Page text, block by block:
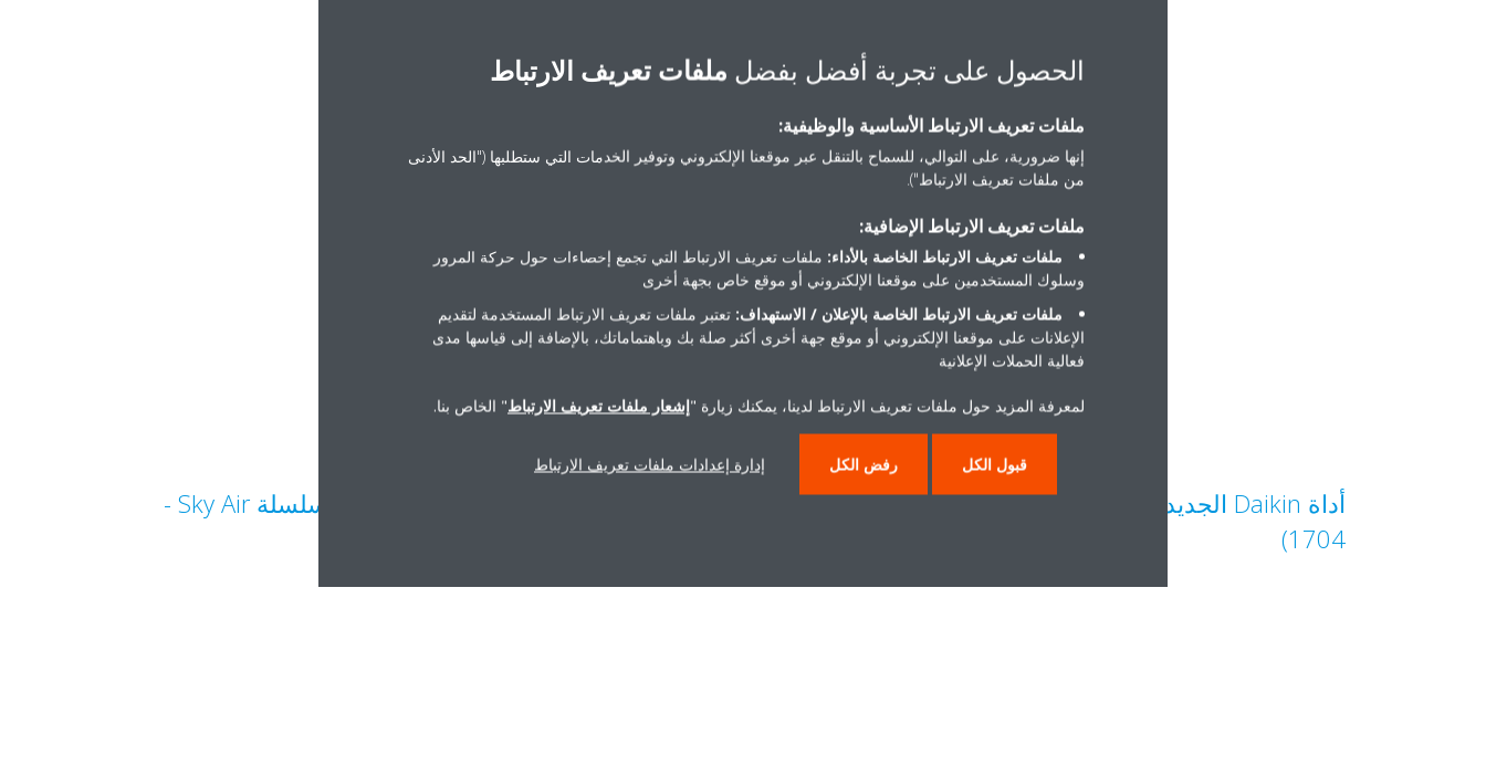
مقالات ذات صلة
أداة Daikin الجديدة للتحليل (DEU-
1704)
تفوز Daikin مرة أخرى في حفل
مبيعات قياسية لسلسلة Sky Air‏ -
الحصول على تجربة أفضل بفضل ملفات تعريف الارتباط
ملفات تعريف الارتباط الأساسية والوظيفية:
إنها ضرورية، على التوالي، للسماح بالتنقل عبر موقعنا الإلكتروني وتوفير الخدمات التي ستطلبها ("الحد الأدنى
من ملفات تعريف الارتباط").
ملفات تعريف الارتباط الإضافية:
ملفات تعريف الارتباط الخاصة بالأداء: ملفات تعريف الارتباط التي تجمع إحصاءات حول حركة المرور
وسلوك المستخدمين على موقعنا الإلكتروني أو موقع خاص بجهة أخرى
ملفات تعريف الارتباط الخاصة بالإعلان / الاستهداف: تعتبر ملفات تعريف الارتباط المستخدمة لتقديم
الإعلانات على موقعنا الإلكتروني أو موقع جهة أخرى أكثر صلة بك وباهتماماتك، بالإضافة إلى قياسها مدى
فعالية الحملات الإعلانية
لمعرفة المزيد حول ملفات تعريف الارتباط لدينا، يمكنك زيارة "إشعار ملفات تعريف الارتباط" الخاص بنا.
قبول الكل رفض الكل إدارة إعدادات ملفات تعريف الارتباط